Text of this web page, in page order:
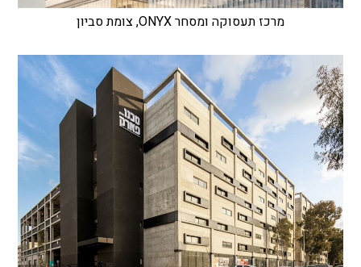
מרכז תעסוקה ומסחר ONYX, צומת סביון